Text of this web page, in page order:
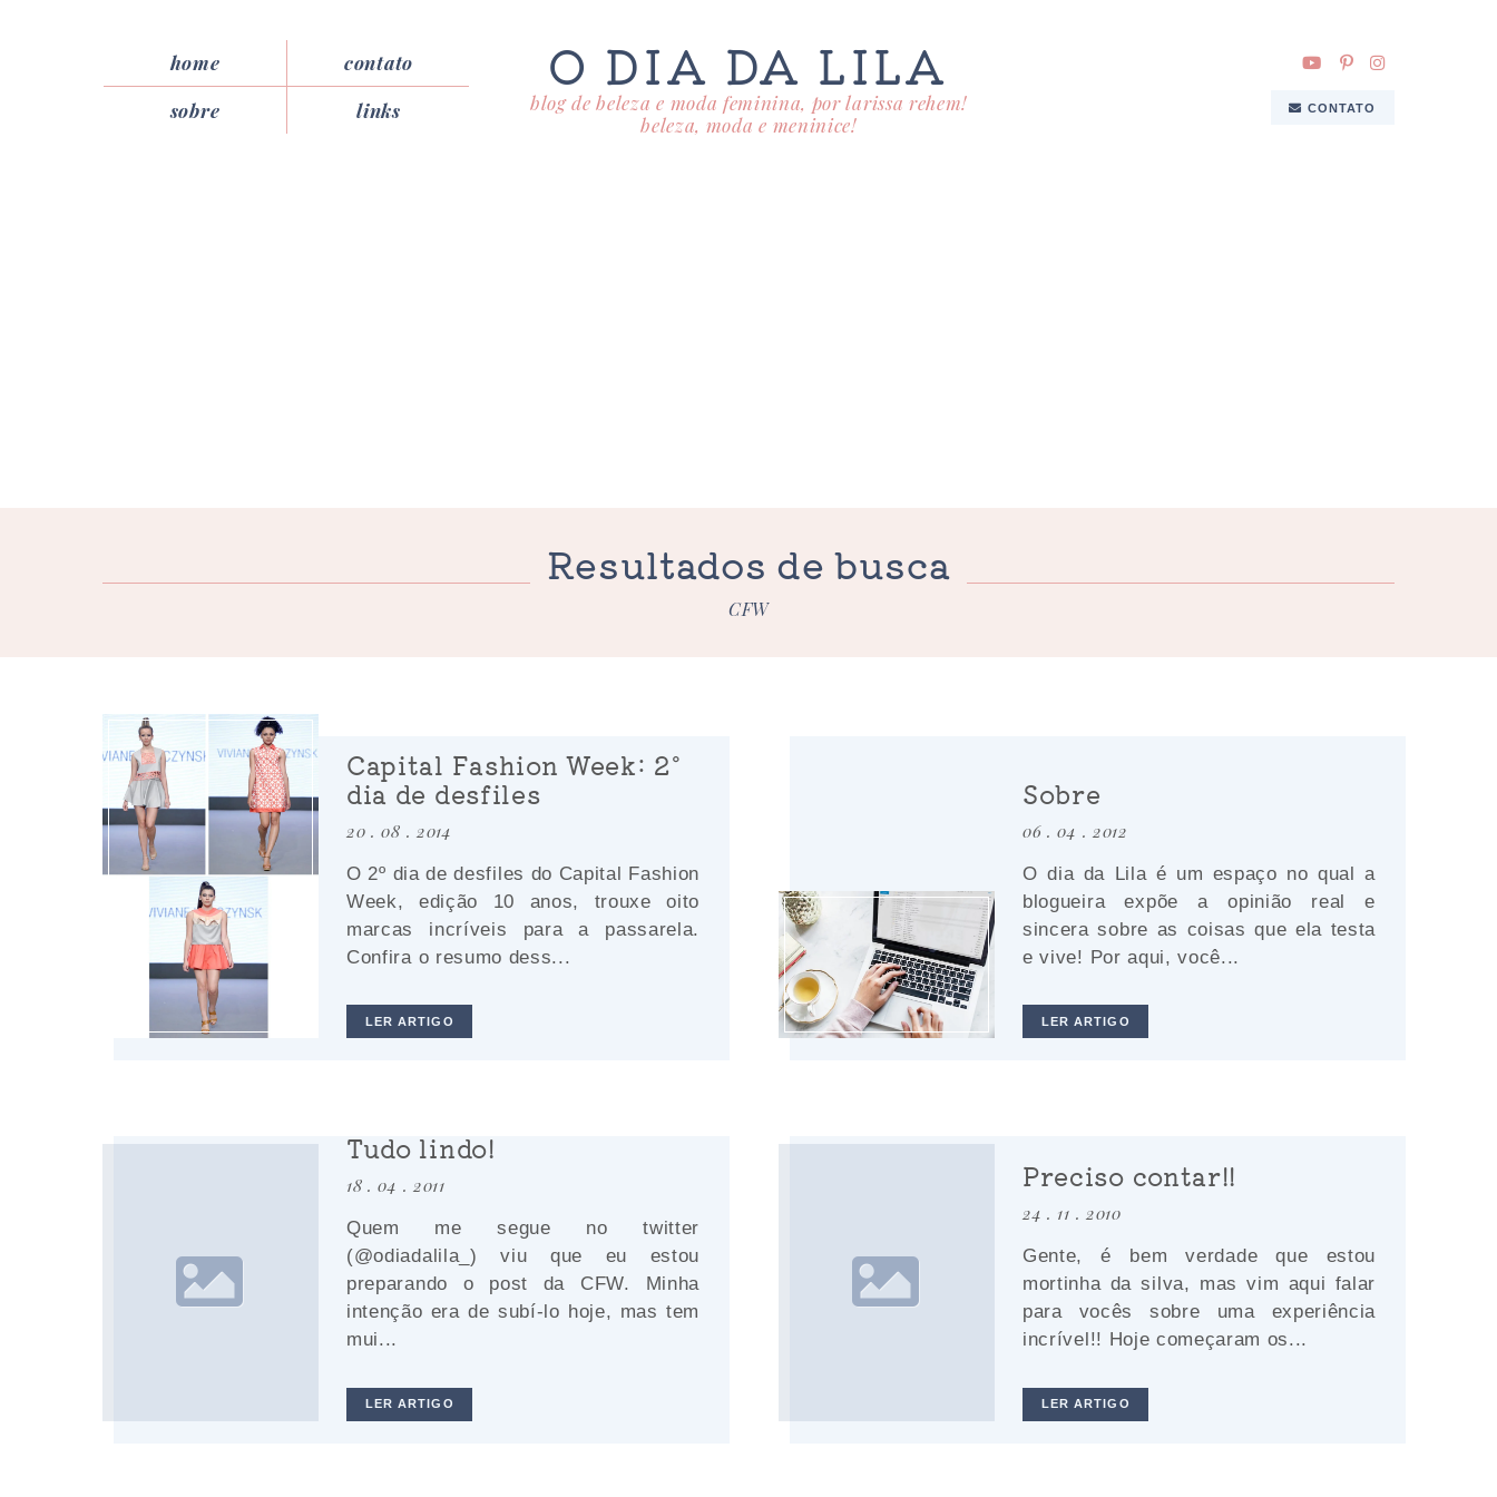
home
contato
sobre
links
O DIA DA LILA
blog de beleza e moda feminina, por larissa rehem!
beleza, moda e meninice!
CONTATO
Resultados de busca
CFW
Capital Fashion Week: 2º
dia de desfiles
20 . 08 . 2014
O 2º dia de desfiles do Capital Fashion
Week, edição 10 anos, trouxe oito
marcas incríveis para a passarela.
Confira o resumo dess...
LER ARTIGO
Sobre
06 . 04 . 2012
O dia da Lila é um espaço no qual a
blogueira expõe a opinião real e
sincera sobre as coisas que ela testa
e vive! Por aqui, você...
LER ARTIGO
Tudo lindo!
18 . 04 . 2011
Quem me segue no twitter
(@odiadalila_) viu que eu estou
preparando o post da CFW. Minha
intenção era de subí-lo hoje, mas tem
mui...
LER ARTIGO
Preciso contar!!
24 . 11 . 2010
Gente, é bem verdade que estou
mortinha da silva, mas vim aqui falar
para vocês sobre uma experiência
incrível!! Hoje começaram os...
LER ARTIGO